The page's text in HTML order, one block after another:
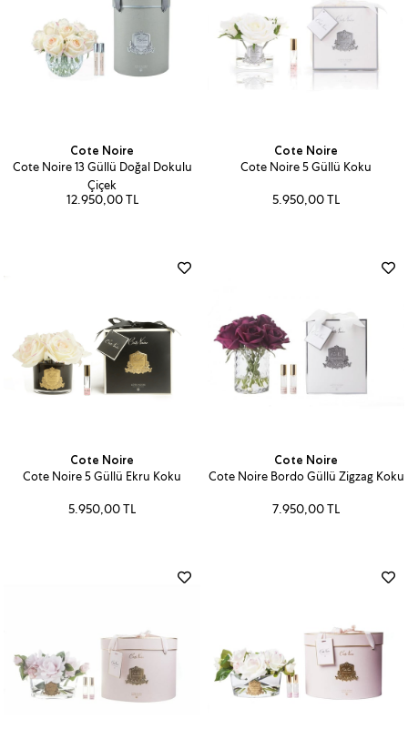
Cote Noire
Cote Noire 13 Güllü Doğal Dokulu
Çiçek
12.950,00 TL
Cote Noire
Cote Noire 5 Güllü Koku
5.950,00 TL
Cote Noire
Cote Noire 5 Güllü Ekru Koku
5.950,00 TL
Cote Noire
Cote Noire Bordo Güllü Zigzag Koku
7.950,00 TL